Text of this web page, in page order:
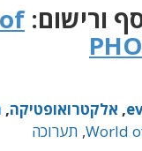
ורישום:
, אלקטרואופטיקה,
World
, תערוכה